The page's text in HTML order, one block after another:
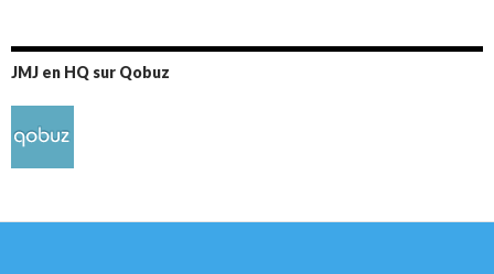
JMJ en HQ sur Qobuz